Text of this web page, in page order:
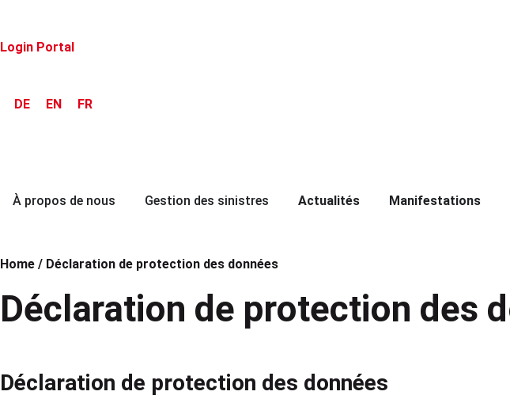
Login Portal
DE EN FR
À propos de nous Gestion des sinistres Actualités Manifestations
Home / Déclaration de protection des données
Déclaration de protection des
Déclaration de protection des données